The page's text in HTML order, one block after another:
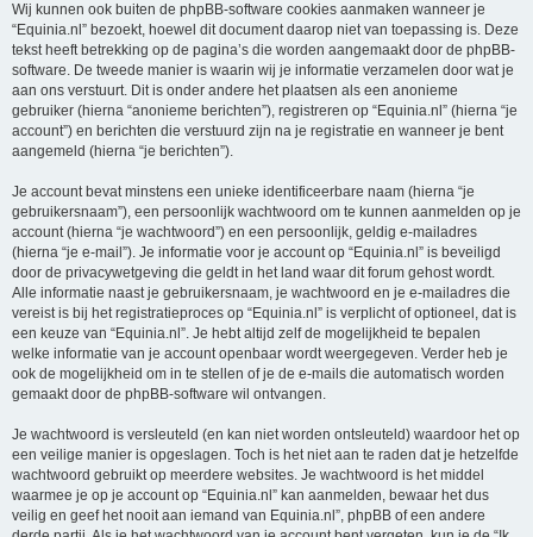
Wij kunnen ook buiten de phpBB-software cookies aanmaken wanneer je
“Equinia.nl” bezoekt, hoewel dit document daarop niet van toepassing is. Deze
tekst heeft betrekking op de pagina’s die worden aangemaakt door de phpBB-
software. De tweede manier is waarin wij je informatie verzamelen door wat je
aan ons verstuurt. Dit is onder andere het plaatsen als een anonieme
gebruiker (hierna “anonieme berichten”), registreren op “Equinia.nl” (hierna “je
account”) en berichten die verstuurd zijn na je registratie en wanneer je bent
aangemeld (hierna “je berichten”).
Je account bevat minstens een unieke identificeerbare naam (hierna “je
gebruikersnaam”), een persoonlijk wachtwoord om te kunnen aanmelden op je
account (hierna “je wachtwoord”) en een persoonlijk, geldig e-mailadres
(hierna “je e-mail”). Je informatie voor je account op “Equinia.nl” is beveiligd
door de privacywetgeving die geldt in het land waar dit forum gehost wordt.
Alle informatie naast je gebruikersnaam, je wachtwoord en je e-mailadres die
vereist is bij het registratieproces op “Equinia.nl” is verplicht of optioneel, dat is
een keuze van “Equinia.nl”. Je hebt altijd zelf de mogelijkheid te bepalen
welke informatie van je account openbaar wordt weergegeven. Verder heb je
ook de mogelijkheid om in te stellen of je de e-mails die automatisch worden
gemaakt door de phpBB-software wil ontvangen.
Je wachtwoord is versleuteld (en kan niet worden ontsleuteld) waardoor het op
een veilige manier is opgeslagen. Toch is het niet aan te raden dat je hetzelfde
wachtwoord gebruikt op meerdere websites. Je wachtwoord is het middel
waarmee je op je account op “Equinia.nl” kan aanmelden, bewaar het dus
veilig en geef het nooit aan iemand van Equinia.nl”, phpBB of een andere